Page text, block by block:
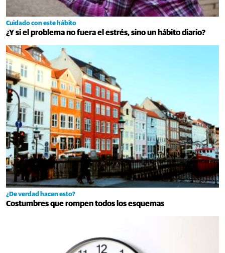
Cuidado con este hábito
¿Y si el problema no fuera el estrés, sino un hábito diario?
¿De verdad hacen esto?
Costumbres que rompen todos los esquemas